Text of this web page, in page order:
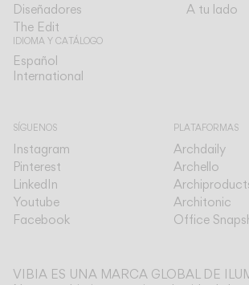
Diseñadores
The Edit
IDIOMA Y CATÁLOGO
Español
International
A tu lado
SÍGUENOS
Instagram
Pinterest
LinkedIn
Youtube
Facebook
PLATAFORMAS
Archdaily
Archello
Architonic
Office
VIBIA ES UNA MARCA GLOBAL DE